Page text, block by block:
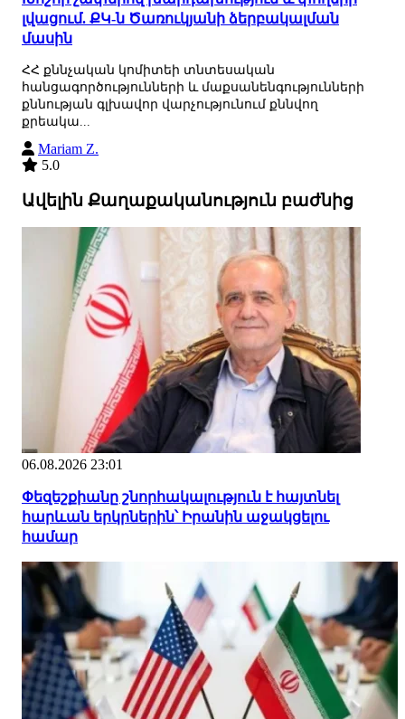
լվացում. ՔԿ-ն Ծառուկյանի ձերբակալման
մասին
ՀՀ քննչական կոմիտեի տնտեսական
հանցագործությունների և մաքսանենգությունների
քննության գլխավոր վարչությունում քննվող
քրեակա...
Mariam Z.
5.0
Ավելին Քաղաքականություն բաժնից
06.08.2026 23:01
Փեզեշքիանը շնորհակալություն է հայտնել
հարևան երկրներին՝ Իրանին աջակցելու
համար